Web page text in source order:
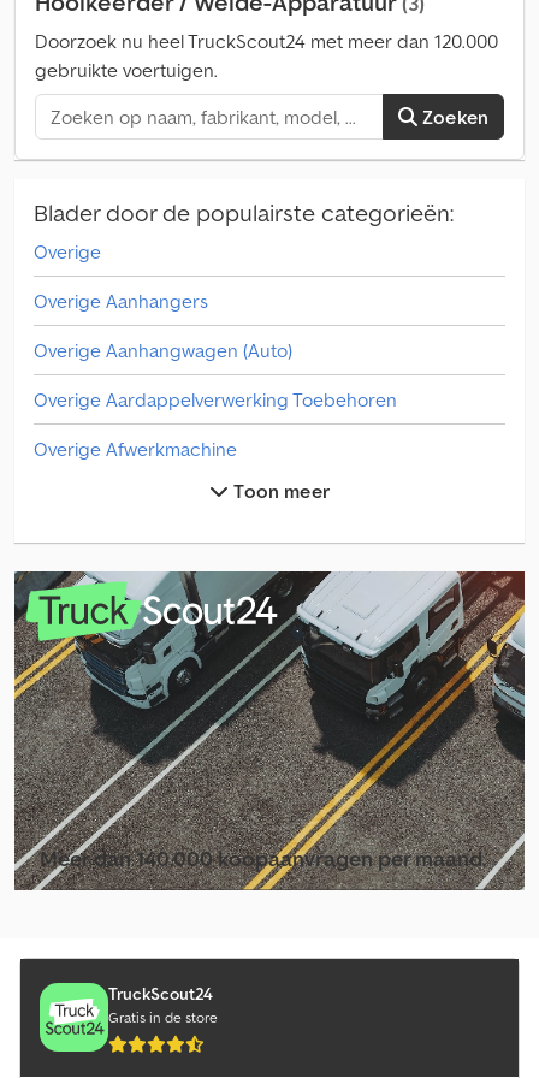
Doorzoek nu heel TruckScout24 met meer dan 120.000
gebruikte voertuigen.
Zoeken
Blader door de populairste categorieën:
Overige
Overige Aanhangers
Overige Aanhangwagen (Auto)
Overige Aardappelverwerking Toebehoren
Overige Afwerkmachine
Overige Bietenrooier
Overige Boorapparaat - Overig
Overige Eggen Overige
Overige Fruit- En Wijnbouwmachine
Overige Gemeente Voertuigen
Overige Giergereedschappen
Overige Groententeelt
Overige Houwelen
Overige Overige
Overige Overige Apparaten
Toon meer
Meer dan 140.000 koopaanvragen per maand.
TruckScout24
Gratis in de store